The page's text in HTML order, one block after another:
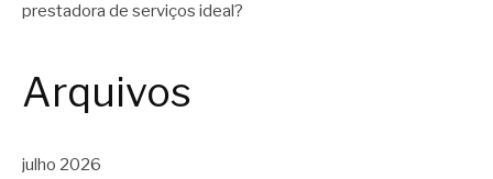
prestadora de serviços ideal?
Arquivos
julho 2026